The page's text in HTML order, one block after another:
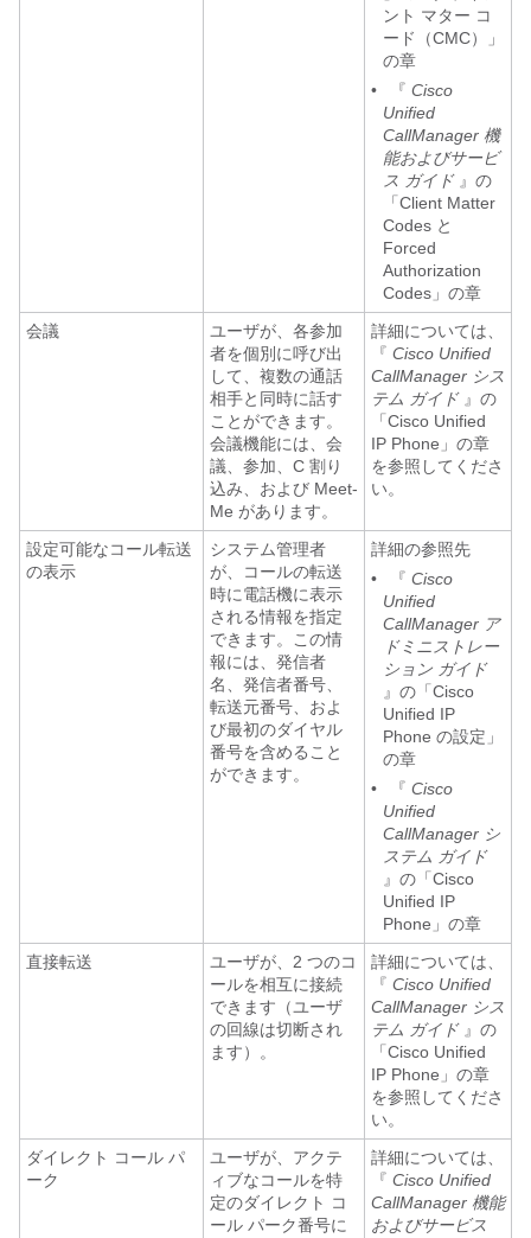
ント マター コ
ード（CMC）」
の章
•
『 Cisco
Unified
CallManager 機
能およびサービ
ス ガイド』の
「Client Matter
Codes と
Forced
Authorization
Codes」の章
会議
ユーザが、各参加
者を個別に呼び出
して、複数の通話
相手と同時に話す
ことができます。
会議機能には、会
議、参加、C 割り
込み、および Meet-
Me があります。
詳細については、
『 Cisco Unified
CallManager シス
テム ガイド』の
「Cisco Unified
IP Phone」の章
を参照してくださ
い。
設定可能なコール転送
の表示
システム管理者
が、コールの転送
時に電話機に表示
される情報を指定
できます。この情
報には、発信者
名、発信者番号、
転送元番号、およ
び最初のダイヤル
番号を含めること
ができます。
詳細の参照先
•
『 Cisco
Unified
CallManager ア
ドミニストレー
ション ガイド
』の「Cisco
Unified IP
Phone の設定」
の章
•
『 Cisco
Unified
CallManager シ
ステム ガイド
』の「Cisco
Unified IP
Phone」の章
直接転送
ユーザが、2 つのコ
ールを相互に接続
できます（ユーザ
の回線は切断され
ます）。
詳細については、
『 Cisco Unified
CallManager シス
テム ガイド』の
「Cisco Unified
IP Phone」の章
を参照してくださ
い。
ダイレクト コール パ
ーク
ユーザが、アクテ
ィブなコールを特
定のダイレクト コ
ール パーク番号に
詳細については、
『 Cisco Unified
CallManager 機能
およびサービス